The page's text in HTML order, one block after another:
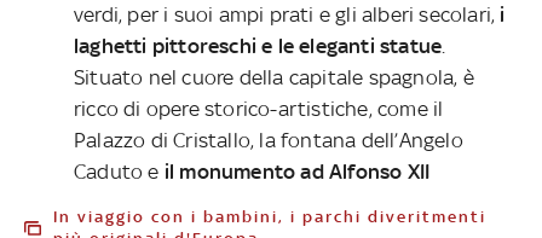
verdi, per i suoi ampi prati e gli alberi secolari, i
laghetti pittoreschi e le eleganti statue
Situato nel cuore della capitale spagnola, è
ricco di opere storico-artistiche, come il
Palazzo di Cristallo, la fontana dell’Angelo
Caduto e il monumento ad Alfonso XII
In viaggio con i bambini, i parchi diveritmenti